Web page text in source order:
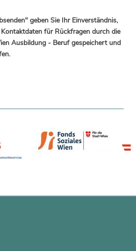
geben Sie Ihr Einverständnis,
für Rückfragen durch die
Ausbildung - Beruf gespeichert und